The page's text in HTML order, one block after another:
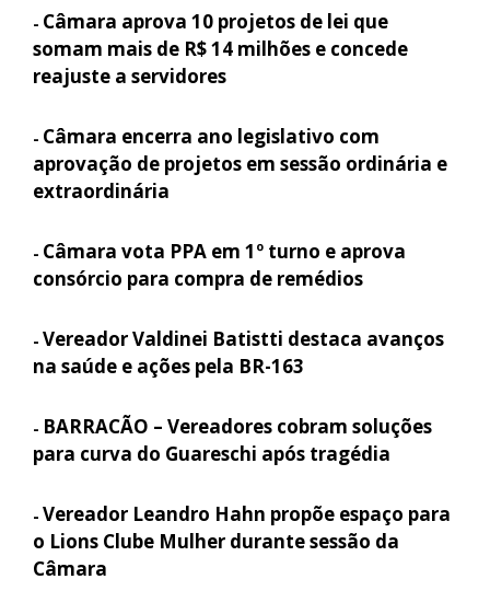
- Câmara aprova 10 projetos de lei que
somam mais de R$ 14 milhões e concede
reajuste a servidores
- Câmara encerra ano legislativo com
aprovação de projetos em sessão ordinária e
extraordinária
- Câmara vota PPA em 1º turno e aprova
consórcio para compra de remédios
- Vereador Valdinei Batistti destaca avanços
na saúde e ações pela BR-163
- BARRACÃO – Vereadores cobram soluções
para curva do Guareschi após tragédia
- Vereador Leandro Hahn propõe espaço para
o Lions Clube Mulher durante sessão da
Câmara